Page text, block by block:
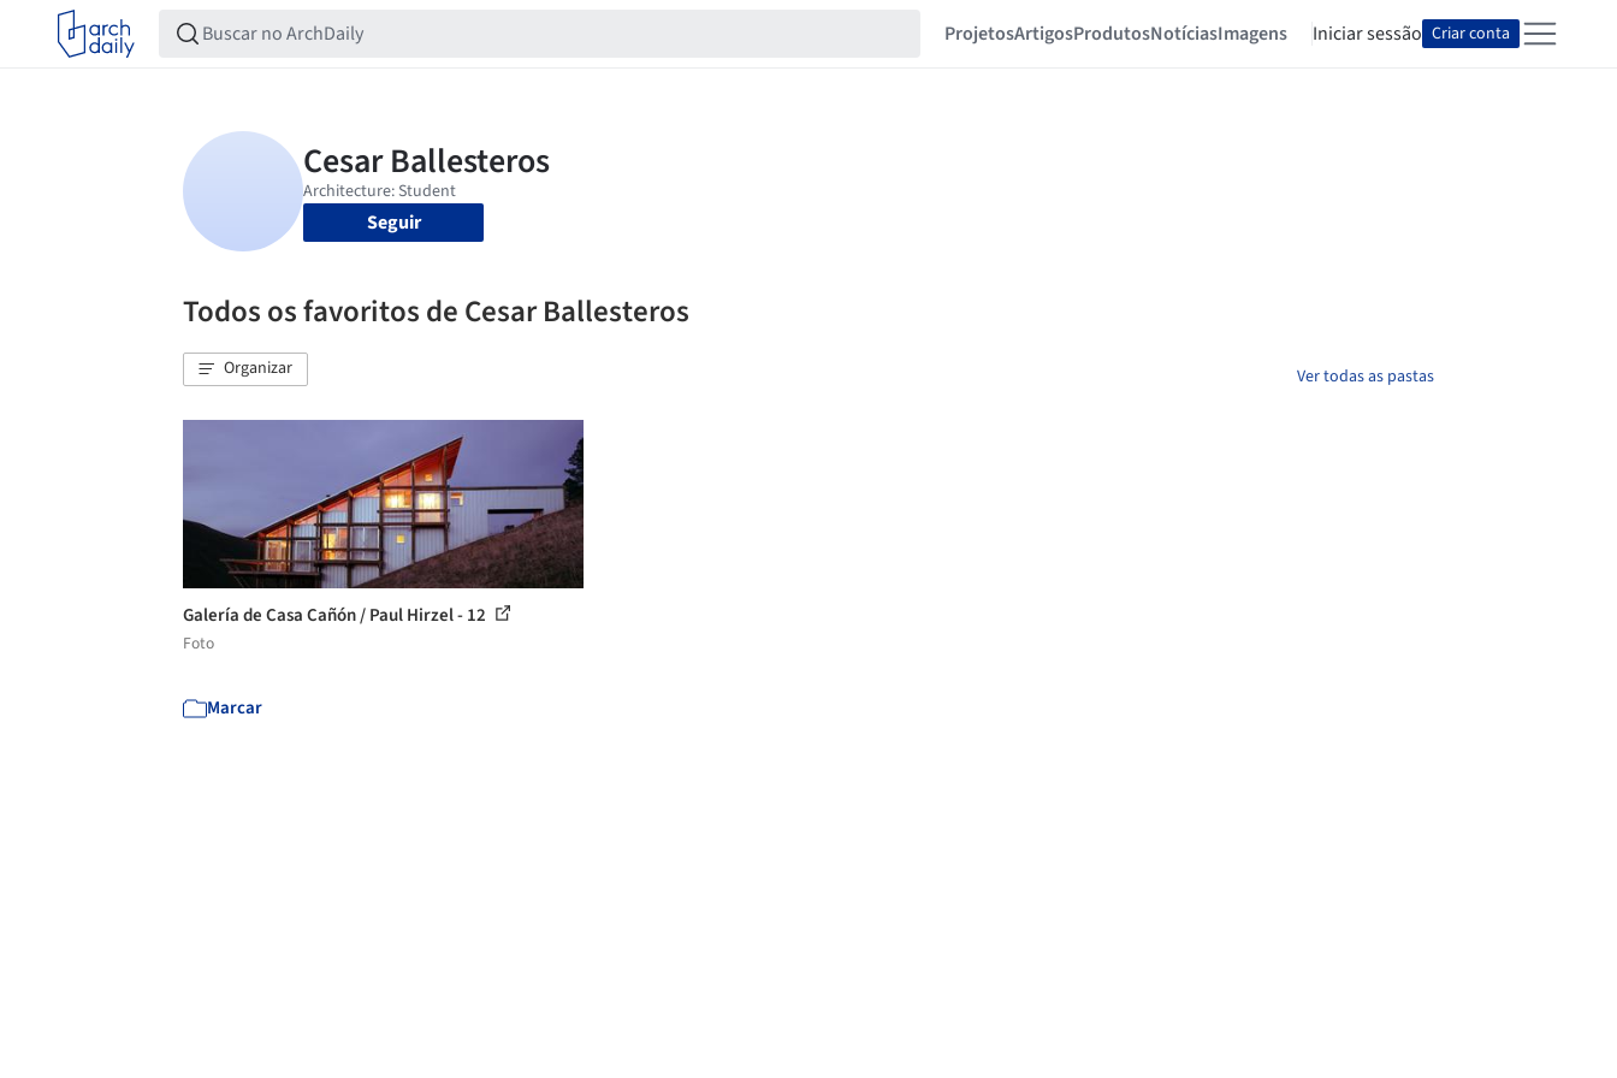
ProjetosArtigosProdutosNotíciasImagens Iniciar sessão Criar conta
Seguir
Todos os favoritos de Cesar Ballesteros
Organizar Ver todas as pastas
Galería de Casa Cañón / Paul Hirzel - 12
Foto
Marcar